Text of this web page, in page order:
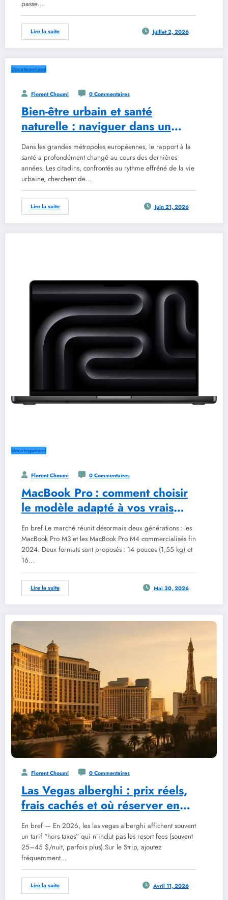
passe…
Lire la suite Juillet 2, 2026
Uncategorized
Florent Choumi 0 Commentaires
Bien-être urbain et santé
naturelle : naviguer dans un
cadre réglementaire en
évolution avec les outils de
2026
Dans les grandes métropoles européennes, le rapport à la
santé a profondément changé au cours des dernières
années. Les citadins, confrontés au rythme effréné de la vie
urbaine, cherchent de…
Lire la suite Juin 21, 2026
Uncategorized
Florent Choumi 0 Commentaires
MacBook Pro : comment choisir
le modèle adapté à vos vrais
besoins
En bref Le marché réunit désormais deux générations : les
MacBook Pro M3 et les MacBook Pro M4 commercialisés fin
2024. Deux formats sont proposés : 14 pouces (1,55 kg) et
16…
Lire la suite Mai 30, 2026
Florent Choumi 0 Commentaires
Las Vegas alberghi : prix réels,
frais cachés et où réserver en
2026
En bref — En 2026, les las vegas alberghi affichent souvent
un tarif “hors taxes” qui n’inclut pas les resort fees (souvent
25–45 $/nuit, parfois plus).Sur le Strip, ajoutez
fréquemment…
Lire la suite Avril 11, 2026